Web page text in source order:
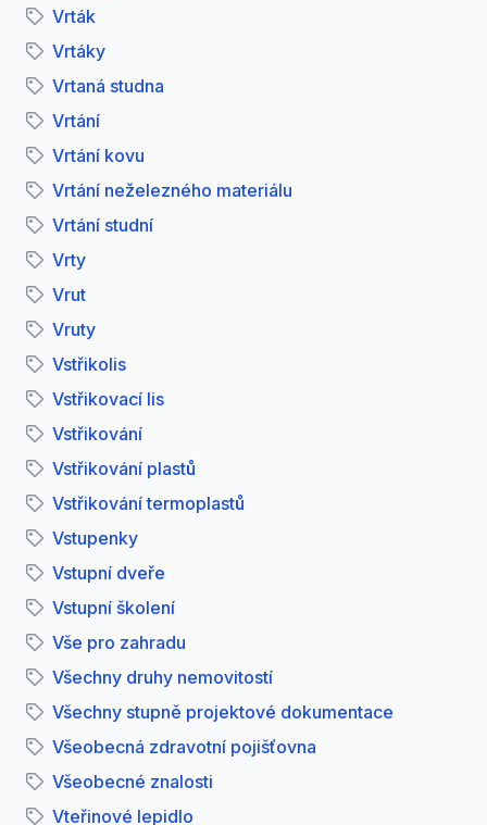
Vrták
Vrtáky
Vrtaná studna
Vrtání
Vrtání kovu
Vrtání neželezného materiálu
Vrtání studní
Vrty
Vrut
Vruty
Vstřikolis
Vstřikovací lis
Vstřikování
Vstřikování plastů
Vstřikování termoplastů
Vstupenky
Vstupní dveře
Vstupní školení
Vše pro zahradu
Všechny druhy nemovitostí
Všechny stupně projektové dokumentace
Všeobecná zdravotní pojišťovna
Všeobecné znalosti
Vteřinové lepidlo